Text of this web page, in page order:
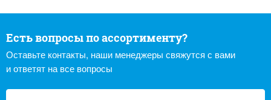
Есть вопросы по ассортименту?
Оставьте контакты, наши менеджеры свяжутся с вами
и ответят на все вопросы